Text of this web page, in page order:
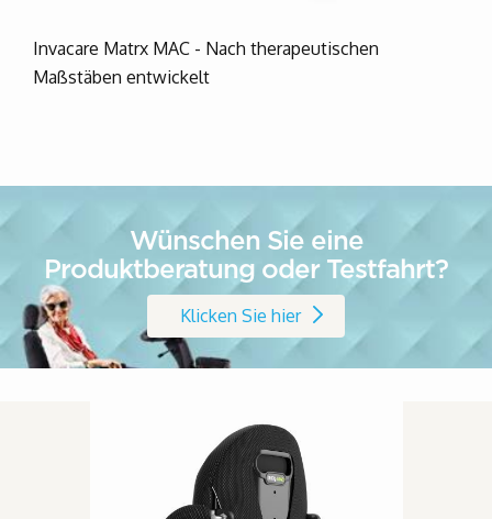
Invacare Matrx MAC - Nach therapeutischen
Maßstäben entwickelt
Wünschen Sie eine
Produktberatung oder Testfahrt?
Klicken Sie hier